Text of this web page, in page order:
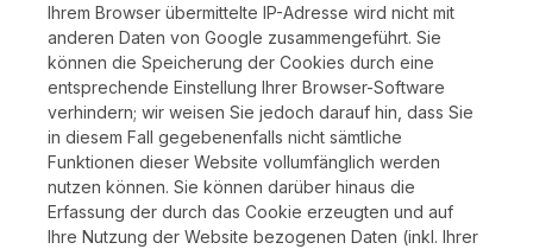
Ihrem Browser übermittelte IP-Adresse wird nicht mit
anderen Daten von Google zusammengeführt. Sie
können die Speicherung der Cookies durch eine
entsprechende Einstellung Ihrer Browser-Software
verhindern; wir weisen Sie jedoch darauf hin, dass Sie
in diesem Fall gegebenenfalls nicht sämtliche
Funktionen dieser Website vollumfänglich werden
nutzen können. Sie können darüber hinaus die
Erfassung der durch das Cookie erzeugten und auf
Ihre Nutzung der Website bezogenen Daten (inkl. Ihrer